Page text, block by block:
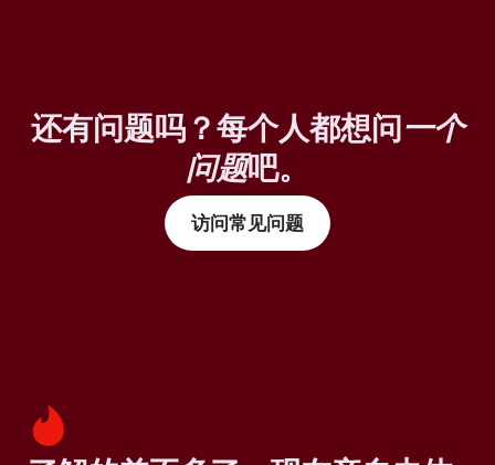
还有问题吗？每个人都想问一个
问题吧。
访问常见问题